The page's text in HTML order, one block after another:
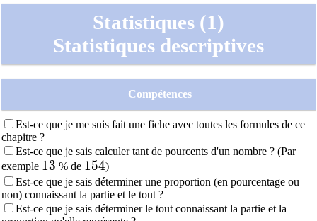
Statistiques (1)
Statistiques descriptives
Compétences
Est-ce que je me suis fait une fiche avec toutes les formules de ce
chapitre ?
Est-ce que je sais calculer tant de pourcents d'un nombre ? (Par
exemple 13
13 % de 154
154)
Est-ce que je sais déterminer une proportion (en pourcentage ou
non) connaissant la partie et le tout ?
Est-ce que je sais déterminer le tout connaissant la partie et la